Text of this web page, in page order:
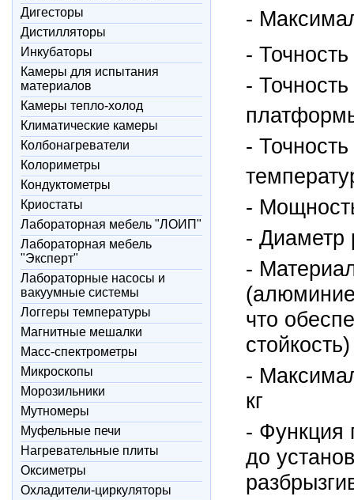
Дигесторы
Дистилляторы
Инкубаторы
Камеры для испытания
материалов
Камеры тепло-холод
Климатические камеры
Колбонагреватели
Колориметры
Кондуктометры
Криостаты
Лабораторная мебель "ЛОИП"
Лабораторная мебель
"Эксперт"
Лабораторные насосы и
вакуумные системы
Логгеры температуры
Магнитные мешалки
Масс-спектрометры
Микроскопы
Морозильники
Мутномеры
Муфельные печи
Нагревательные плиты
Оксиметры
Охладители-циркуляторы
-
-
-
-
-
- Диаметр
-
что
стойкость)
-
кг
- Функция
до